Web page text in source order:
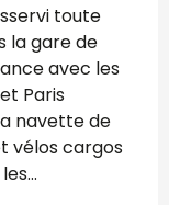
toute
la gare de
avec les
Paris
navette de
vélos cargos